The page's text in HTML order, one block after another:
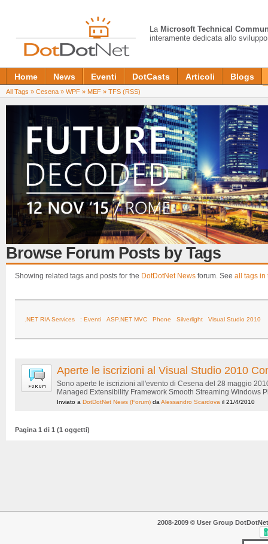
La Microsoft Technical
interamente dedicata allo
Home News Eventi DotCasts Articoli Blogs
All Tags » Cesena » WPF » MEF » TFS (RSS)
Browse Forum Posts by Tags
Showing related tags and posts for the DotDotNet News forum. See all tags in
.NET RIA Services : Eventi ASP.NET MVC Phone Silverlight Visual Studio 2010
Aperte le iscrizioni al Visual Studio 2010
Sono aperte le iscrizioni all'evento di Cesena del 28 maggio
Managed Extensibility Framework Smooth Streaming Windows
Inviato a DotDotNet News (Forum) daAlessandro Scardova il 21/4/2010
Pagina 1 di 1 (1 oggetti)
2008-2009 © User Group